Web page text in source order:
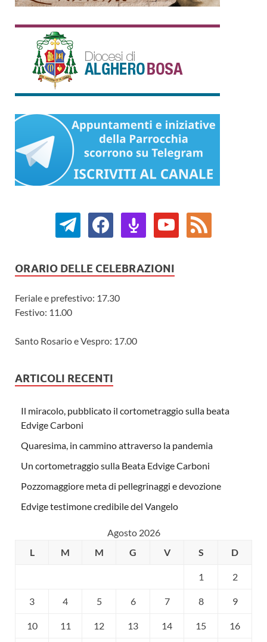
ORARIO DELLE CELEBRAZIONI
Feriale e prefestivo: 17.30
Festivo: 11.00
Santo Rosario e Vespro: 17.00
ARTICOLI RECENTI
Il miracolo, pubblicato il cortometraggio sulla beata
Edvige Carboni
Quaresima, in cammino attraverso la pandemia
Un cortometraggio sulla Beata Edvige Carboni
Pozzomaggiore meta di pellegrinaggi e devozione
Edvige testimone credibile del Vangelo
Agosto 2026
L
M M G V S D
1 2
3 4 5 6 7 8 9
10 11 12 13 14 15 16